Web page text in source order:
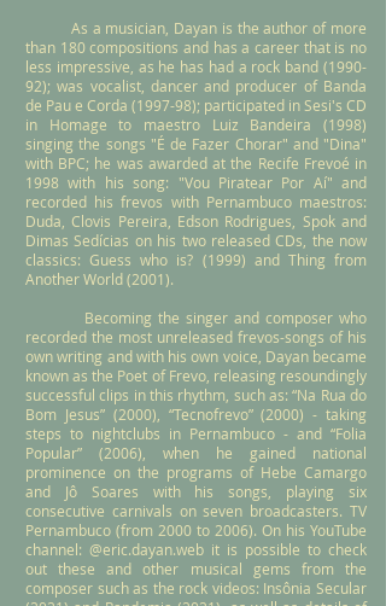
As a musician, Dayan is the author of more
than 180 compositions and has a career that is no
less impressive, as he has had a rock band (1990-
92); was vocalist, dancer and producer of Banda
de Pau e Corda (1997-98); participated in Sesi's CD
in Homage to maestro Luiz Bandeira (1998)
singing the songs "É de Fazer Chorar" and "Dina"
with BPC; he was awarded at the Recife Frevoé in
1998 with his song: "Vou Piratear Por Aí" and
recorded his frevos with Pernambuco maestros:
Duda, Clovis Pereira, Edson Rodrigues, Spok and
Dimas Sedícias on his two released CDs, the now
classics: Guess who is? (1999) and Thing from
Another World (2001).
Becoming the singer and composer who
recorded the most unreleased frevos-songs of his
own writing and with his own voice, Dayan became
known as the Poet of Frevo, releasing resoundingly
successful clips in this rhythm, such as: “Na Rua do
Bom Jesus” (2000), “Tecnofrevo” (2000) - taking
steps to nightclubs in Pernambuco - and “Folia
Popular” (2006), when he gained national
prominence on the programs of Hebe Camargo
and Jô Soares with his songs, playing six
consecutive carnivals on seven broadcasters. TV
Pernambuco (from 2000 to 2006). On his YouTube
channel: @eric.dayan.web it is possible to check
out these and other musical gems from the
composer such as the rock videos: Insônia Secular